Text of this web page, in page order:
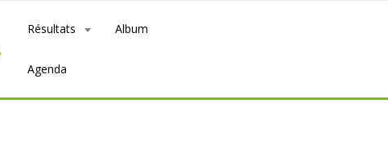
Résultats Album
Agenda